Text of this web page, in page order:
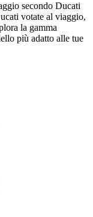
secondo Ducati
votate al viaggio,
la gamma
più adatto alle tue